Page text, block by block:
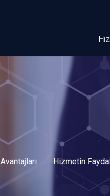
Avantajları Hizmetin